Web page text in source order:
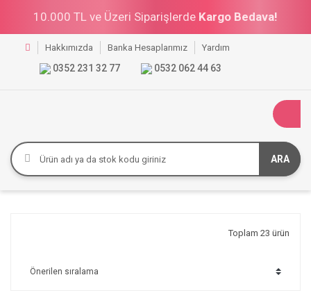
10.000 TL ve Üzeri Siparişlerde Kargo Bedava!
Hakkımızda Banka Hesaplarımız Yardım
0352 231 32 77 0532 062 44 63
ARA
Toplam 23 ürün